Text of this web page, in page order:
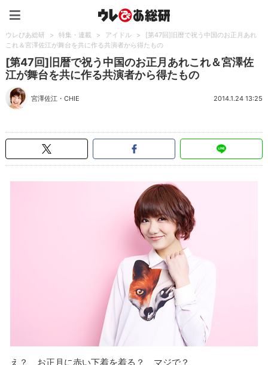
ウレぴあ総研 > 特集・連載 > アイドル >
[第47回]旧暦で祝う中国のお正月あれ
これ＆宮澤佐江が舞台を共に作る共演者から得たもの
[第47回]旧暦で祝う中国のお正月あれこれ＆宮澤佐
江が舞台を共に作る共演者から得たもの
宮澤佐江 ・CHIE 2014.1.24 13:25
え？ お正月に赤い下着を着る？ マジで？